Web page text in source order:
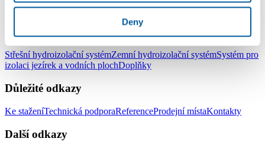
Deny
LinkedIn Facebook YouTube Instagram
Produkty
Střešní hydroizolační systémZemní hydroizolační systémSystém pro
izolaci jezírek a vodních plochDoplňky
Důležité odkazy
Ke staženíTechnická podporaReferenceProdejní místaKontakty
Další odkazy